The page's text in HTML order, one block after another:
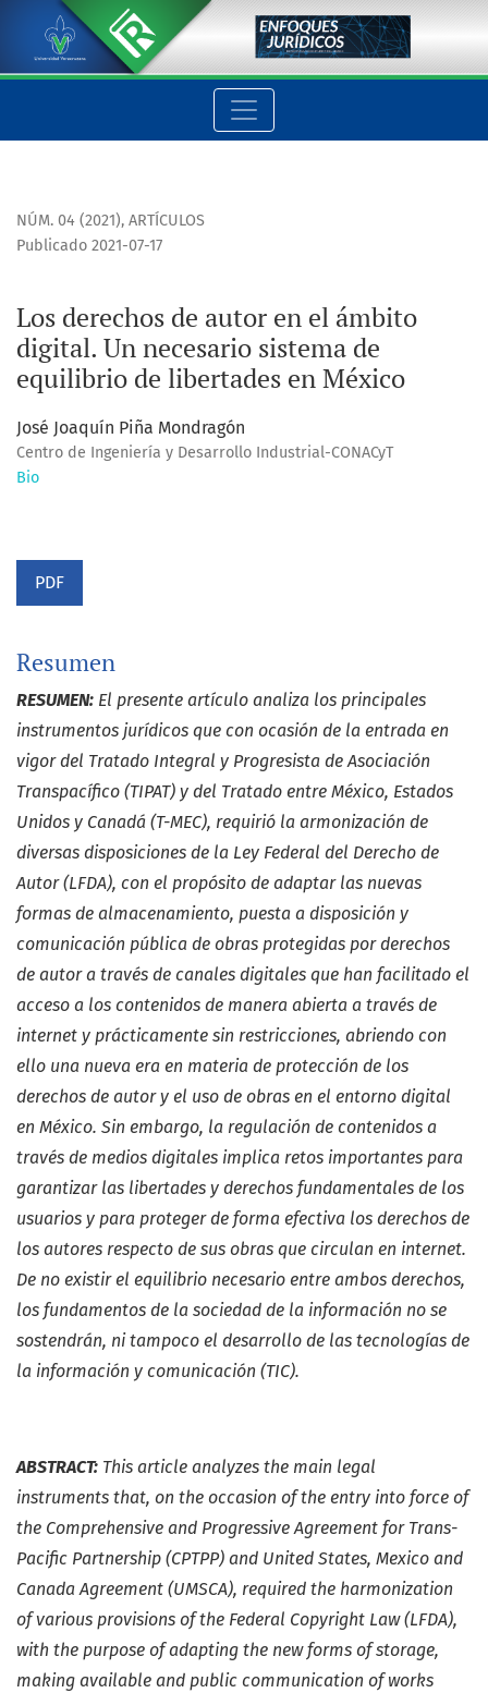
Los derechos de autor en el ámbito digital. Un necesario
NÚM. 04 (2021), ARTÍCULOS
Los derechos de autor en el ámbito
digital. Un necesario sistema de
equilibrio de libertades en México
Publicado 2021-07-17
José Joaquín Piña Mondragón
Centro de Ingeniería y Desarrollo Industrial-CONACyT
Bio
PDF
Resumen
RESUMEN: El presente artículo analiza los principales
instrumentos jurídicos que con ocasión de la entrada en
vigor del Tratado Integral y Progresista de Asociación
Transpacífico (TIPAT) y del Tratado entre México, Estados
Unidos y Canadá (T-MEC), requirió la armonización de
diversas disposiciones de la Ley Federal del Derecho de
Autor (LFDA), con el propósito de adaptar las nuevas
formas de almacenamiento, puesta a disposición y
comunicación pública de obras protegidas por derechos
de autor a través de canales digitales que han facilitado el
acceso a los contenidos de manera abierta a través de
internet y prácticamente sin restricciones, abriendo con
ello una nueva era en materia de protección de los
derechos de autor y el uso de obras en el entorno digital
en México. Sin embargo, la regulación de contenidos a
través de medios digitales implica retos importantes para
garantizar las libertades y derechos fundamentales de los
usuarios y para proteger de forma efectiva los derechos de
los autores respecto de sus obras que circulan en internet.
De no existir el equilibrio necesario entre ambos derechos,
los fundamentos de la sociedad de la información no se
sostendrán, ni tampoco el desarrollo de las tecnologías de
la información y comunicación (TIC).
ABSTRACT: This article analyzes the main legal
instruments that, on the occasion of the entry into force of
the Comprehensive and Progressive Agreement for Trans-
Pacific Partnership (CPTPP) and United States, Mexico and
Canada Agreement (UMSCA), required the harmonization
of various provisions of the Federal Copyright Law (LFDA),
with the purpose of adapting the new forms of storage,
making available and public communication of works